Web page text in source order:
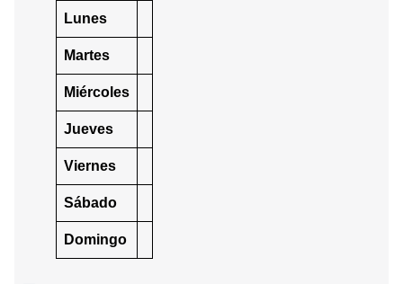
Lunes
Martes
Miércoles
Jueves
Viernes
Sábado
Domingo